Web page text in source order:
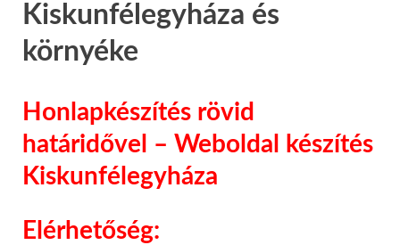
Kiskunfélegyháza és
környéke
Honlapkészítés rövid
határidővel – Weboldal készítés
Kiskunfélegyháza
Elérhetőség: